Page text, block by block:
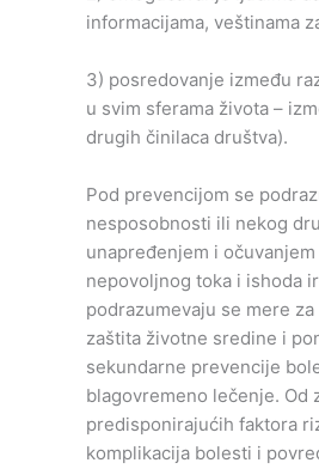
informacijama, veštinama
3) posredovanje između
u svim sferama života –
drugih činilaca društva).
Pod prevencijom se
nesposobnosti ili nekog
unapređenjem i
nepovoljnog toka i ishoda
podrazumevaju se mere
zaštita životne sredine i
sekundarne prevencije
blagovremeno lečenje.
predisponirajućih faktora
komplikacija bolesti i